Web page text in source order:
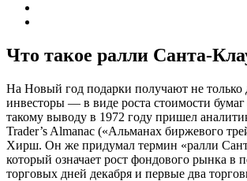
Что такое ралли Санта-
На Новый год подарки получают не только
инвесторы — в виде роста стоимости
такому выводу в 1972 году пришел
Trader’s Almanac («Альманах биржевого
Хирш. Он же придумал термин «ралли
который означает рост фондового рынка в
торговых дней декабря и первые два